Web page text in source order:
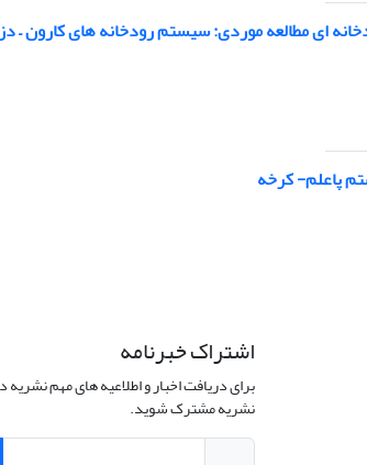
ای مطالعه موردی: سیستم رودخانه های کارون –
پاعلم- کرخه
اشتراک خبرنامه
برای دریافت اخبار و اطلاعیه های مهم نشریه
نشریه مشترک شوید.